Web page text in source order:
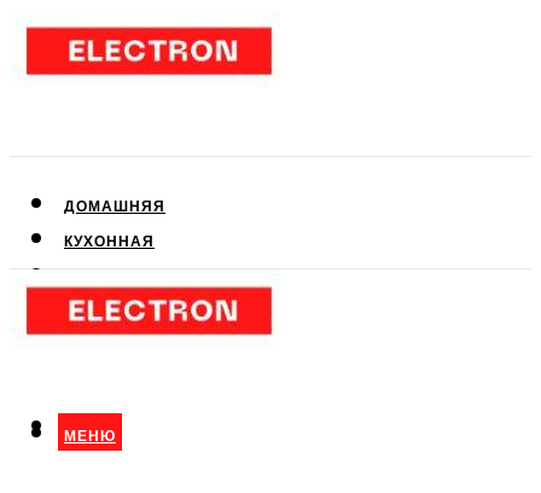
ДОМАШНЯЯ
КУХОННАЯ
КЛИМАТИЧЕСКАЯ
МЕНЮ
МЕНЮ